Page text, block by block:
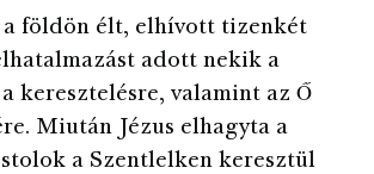
a földön élt, elhívott tizenkét
adott nekik a
keresztelésre, valamint az Ő
Miután Jézus elhagyta a
a Szentlelken keresztül